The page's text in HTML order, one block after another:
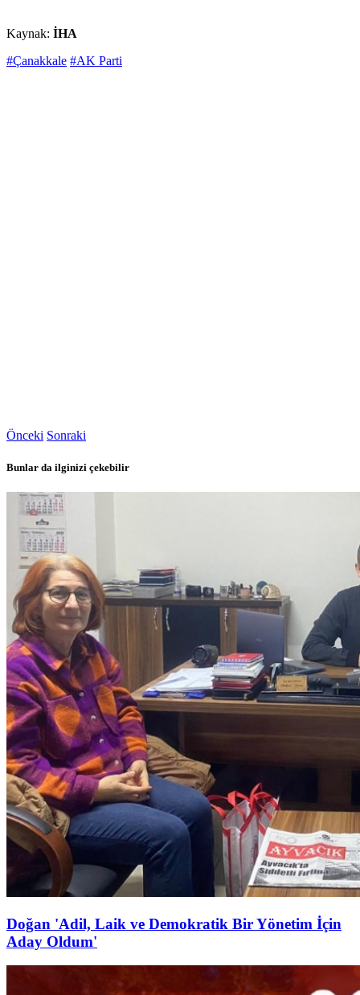
Kaynak: İHA
#Çanakkale #AK Parti
Önceki Sonraki
Bunlar da ilginizi çekebilir
Doğan 'Adil, Laik ve Demokratik Bir Yönetim İçin
Aday Oldum'